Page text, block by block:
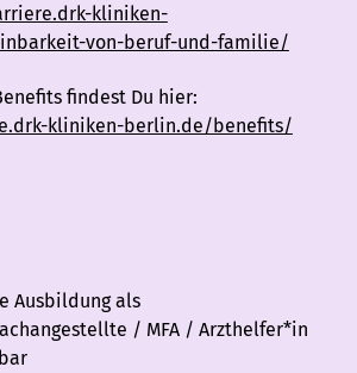
kliniken-
von-beruf-und-familie/
findest Du hier:
kliniken-berlin.de/benefits/
Ausbildung als
/ MFA / Arzthelfer*in